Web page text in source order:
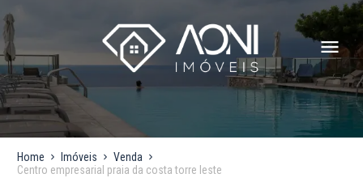
Home Imóveis
Venda
Centro empresarial praia da costa torre leste